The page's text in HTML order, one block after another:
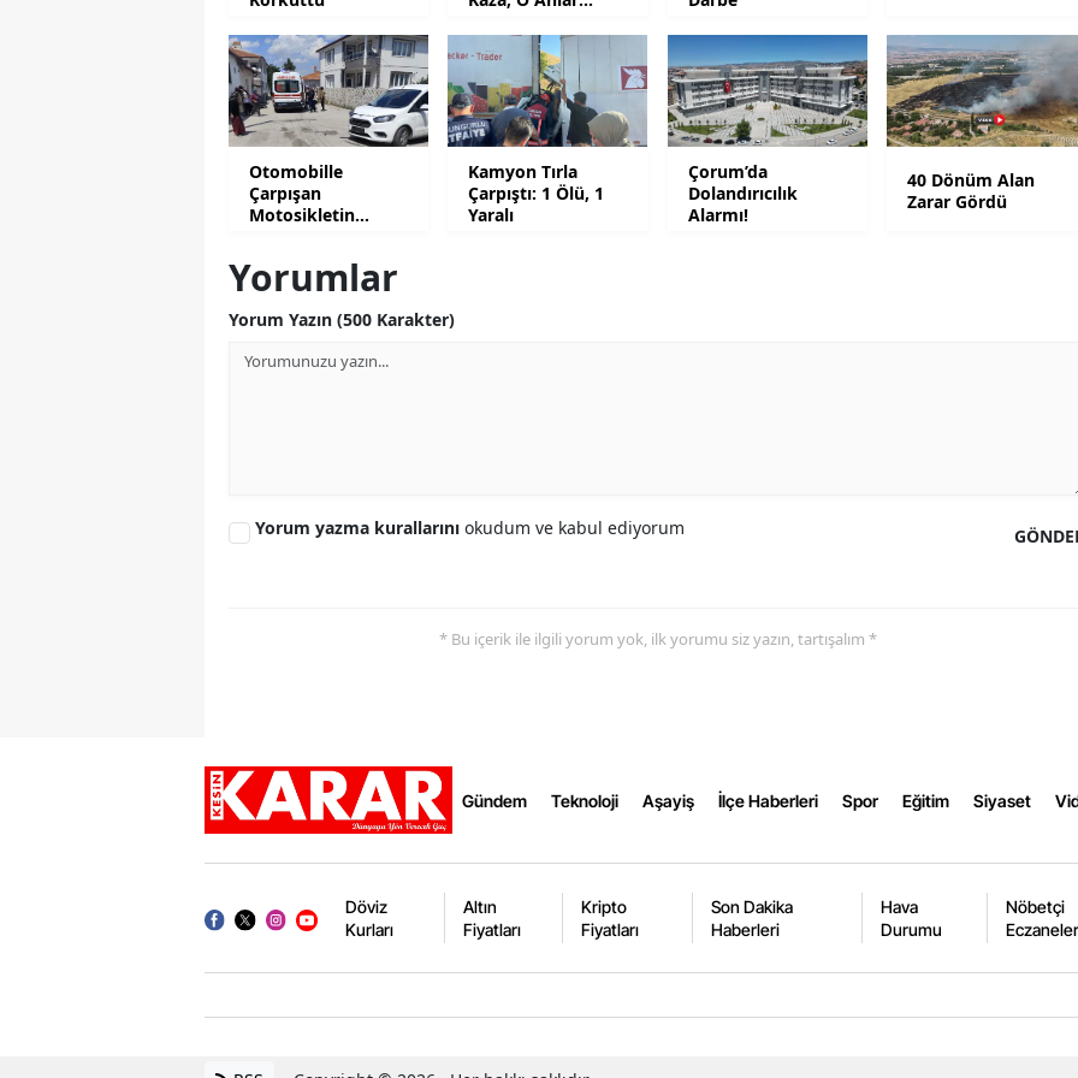
Malatya
Manisa
Kahramanmaraş
Mardin
Tunceli
Şanlıurfa
Uşak
Otomobille
Çarpışan
Motosikletin
Kamyon Tırla
Çarpıştı: 1 Ölü, 1
Yaralı
Çorum’da
Dolandırıcılık
Alarmı!
40 Dönüm Alan
Zarar Gördü
Yorumlar
Yorum Yazın (500 Karakter)
Yorum yazma kurallarını okudum ve kabul ediyorum
* Bu içerik ile ilgili yorum yok, ilk yorumu siz yazın, tartışalım *
Gündem Teknoloji Aşayiş İlçe Haberleri Spor Eğitim Siyaset
Döviz
Kurları
Altın
Fiyatları
Kripto
Fiyatları
Son Dakika
Haberleri
Hava
Durumu
Nöbetçi
Eczaneler